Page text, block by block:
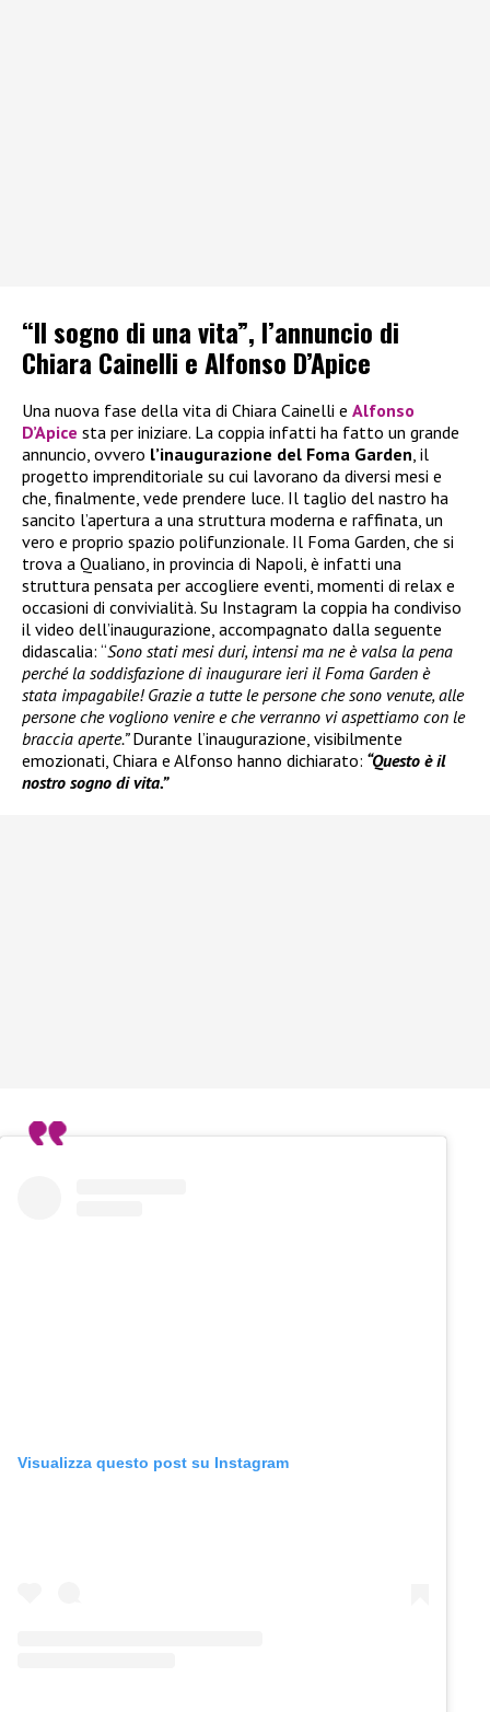
“Il sogno di una vita”, l’annuncio di
Chiara Cainelli e Alfonso D’Apice
Una nuova fase della vita di Chiara Cainelli e Alfonso
D’Apice sta per iniziare. La coppia infatti ha fatto un grande
annuncio, ovvero l’inaugurazione del Foma Garden , il
progetto imprenditoriale su cui lavorano da diversi mesi e
che, finalmente, vede prendere luce. Il taglio del nastro ha
sancito l’apertura a una struttura moderna e raffinata, un
vero e proprio spazio polifunzionale. Il Foma Garden, che si
trova a Qualiano, in provincia di Napoli, è infatti una
struttura pensata per accogliere eventi, momenti di relax e
occasioni di convivialità. Su Instagram la coppia ha condiviso
il video dell’inaugurazione, accompagnato dalla seguente
didascalia: “Sono stati mesi duri, intensi ma ne è valsa la pena
perché la soddisfazione di inaugurare ieri il Foma Garden è
stata impagabile! Grazie a tutte le persone che sono venute, alle
persone che vogliono venire e che verranno vi aspettiamo con le
braccia aperte.”Durante l’inaugurazione, visibilmente
emozionati, Chiara e Alfonso hanno dichiarato: “Questo è il
nostro sogno di vita.”
Visualizza questo post su Instagram